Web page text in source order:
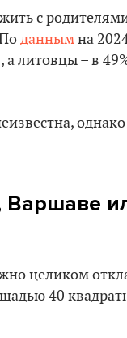
с
даннымна
а литовцы – в
Варшаве
целиком
40